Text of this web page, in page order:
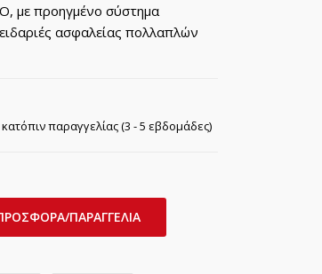
με προηγμένο σύστημα
ασφαλείας πολλαπλών
παραγγελίας (3 - 5 εβδομάδες)
ΠΑΡΑΓΓΕΛΙΑ